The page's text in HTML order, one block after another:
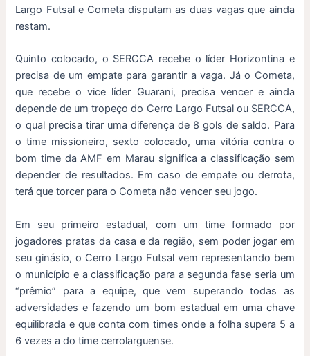
Largo Futsal e Cometa disputam as duas vagas que ainda
restam.
Quinto colocado, o SERCCA recebe o líder Horizontina e
precisa de um empate para garantir a vaga. Já o Cometa,
que recebe o vice líder Guarani, precisa vencer e ainda
depende de um tropeço do Cerro Largo Futsal ou SERCCA,
o qual precisa tirar uma diferença de 8 gols de saldo. Para
o time missioneiro, sexto colocado, uma vitória contra o
bom time da AMF em Marau significa a classificação sem
depender de resultados. Em caso de empate ou derrota,
terá que torcer para o Cometa não vencer seu jogo.
Em seu primeiro estadual, com um time formado por
jogadores pratas da casa e da região, sem poder jogar em
seu ginásio, o Cerro Largo Futsal vem representando bem
o município e a classificação para a segunda fase seria um
“prêmio” para a equipe, que vem superando todas as
adversidades e fazendo um bom estadual em uma chave
equilibrada e que conta com times onde a folha supera 5 a
6 vezes a do time cerrolarguense.